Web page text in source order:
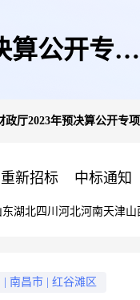
算公开专项
政厅2023年预决算公开专
重新招标 中标通知
东湖北四川 河北河南天津山
南昌市 红谷滩区